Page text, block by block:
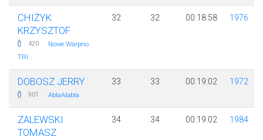
CHIŻYK
KRZYSZTOF
420 · Nowe Warpno
TRI
32 32 00:18:58 1976
DOBOSZ JERRY
901 · AblaAlabla
33 33 00:19:02 1972
ZALEWSKI
TOMASZ
34 34 00:19:02 1984